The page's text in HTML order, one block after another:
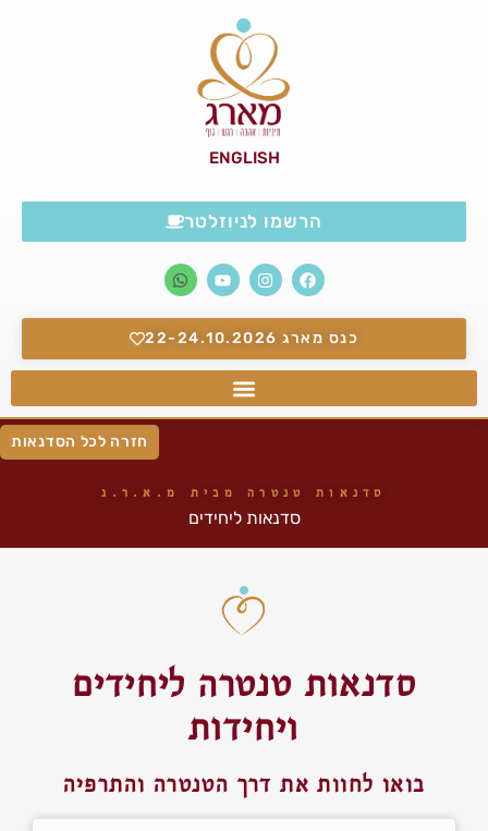
כנס מארג 22-24.10.2026
הרשמו לניוזלטר
ENGLISH
חזרה לכל הסדנאות
סדנאות טנטרה מבית מ.א.ר.ג
סדנאות ליחידים
סדנאות טנטרה ליחידים
ויחידות
בואו לחוות את דרך הטנטרה והתרפיה